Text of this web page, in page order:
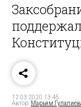
12.03.2020 13:45
Автор: Марьям